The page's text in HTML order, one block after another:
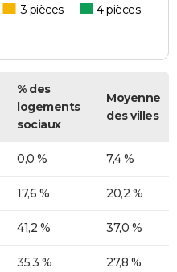
3 pièces
4 pièces
% des
logements
sociaux
Moyenne
des villes
0,0 % 7,4 %
17,6 % 20,2 %
41,2 % 37,0 %
35,3 % 27,8 %